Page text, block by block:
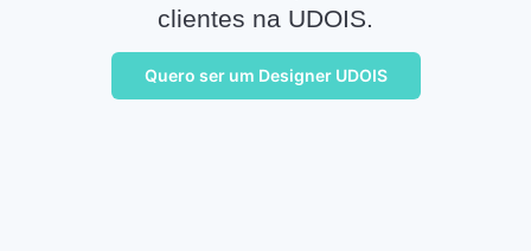
clientes na UDOIS.
Quero ser um Designer UDOIS